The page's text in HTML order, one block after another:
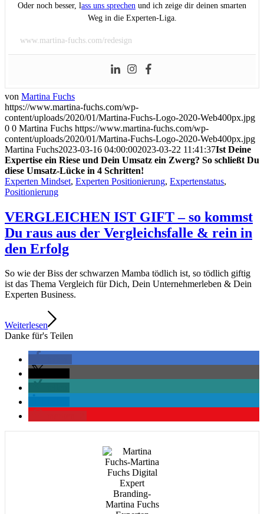
Oder noch besser, lass uns sprechen und ich zeige dir deinen smarten
Weg in die Experten-Liga.
www.martina-fuchs.com/redesign
von Martina Fuchs
https://www.martina-fuchs.com/wp-
content/uploads/2020/01/Martina-Fuchs-Logo-2020-Web400px.jpg
0 0 Martina Fuchs https://www.martina-fuchs.com/wp-
content/uploads/2020/01/Martina-Fuchs-Logo-2020-Web400px.jpg
Martina Fuchs2023-03-16 04:00:002023-03-22 11:41:37Ist Deine
Expertise ein Riese und Dein Umsatz ein Zwerg? So schließt Du
diese Umsatz-Lücke in 4 Schritten!
Experten Mindset, Experten Positionierung, Expertenstatus,
Positionierung
VERGLEICHEN IST GIFT – so kommst
Du raus aus der Vergleichsfalle & rein in
den Erfolg
So wie der Biss der schwarzen Mamba tödlich ist, so tödlich giftig
ist das Thema Vergleich für Dich, Dein Unternehmerleben & Dein
Experten Business.
Weiterlesen
Danke für's Teilen